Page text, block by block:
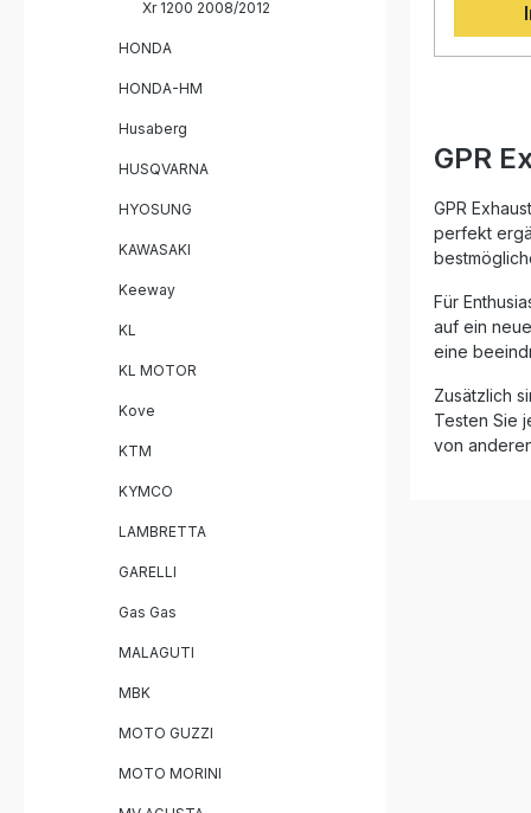
Xr 1200 2008/2012
HONDA
HONDA-HM
Husaberg
HUSQVARNA
HYOSUNG
KAWASAKI
Keeway
KL
KL MOTOR
Kove
KTM
KYMCO
LAMBRETTA
GARELLI
Gas Gas
MALAGUTI
MBK
MOTO GUZZI
MOTO MORINI
Slash
Durch
präzise
Anlage
genutzt
Systeme
konstant
Dank der
lässt sich
in einer
enthält
GPR
GPR
perfekt
Für
auf ein
eine
Zusätzlich
Testen Sie
von